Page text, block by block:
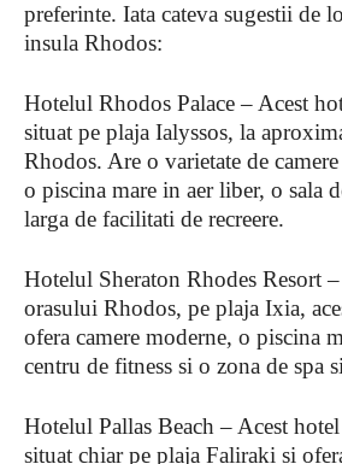
preferinte. Iata cateva sugestii de
insula Rhodos:
Hotelul Rhodos Palace – Acest
situat pe plaja Ialyssos, la
Rhodos. Are o varietate de
o piscina mare in aer liber, o sala
larga de facilitati de recreere.
Hotelul Sheraton Rhodes Resort
orasului Rhodos, pe plaja Ixia,
ofera camere moderne, o piscina
centru de fitness si o zona de spa
Hotelul Pallas Beach – Acest hotel
situat chiar pe plaja Faliraki si